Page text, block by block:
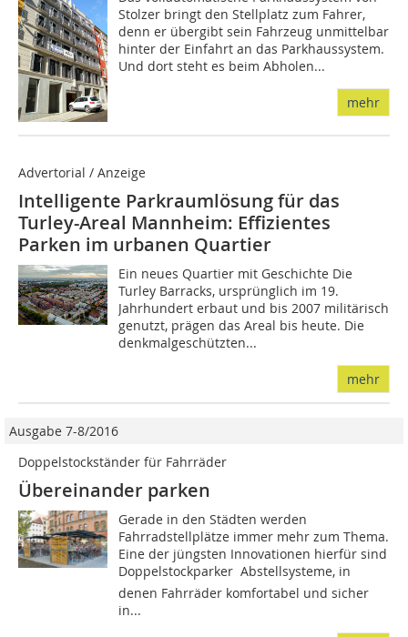
Stolzer bringt den Stellplatz zum Fahrer,
denn er übergibt sein Fahrzeug unmittelbar
hinter der Einfahrt an das Parkhaussystem.
Und dort steht es beim Abholen...
mehr
Advertorial / Anzeige
Intelligente Parkraumlösung für das
Turley-Areal Mannheim: Effizientes
Parken im urbanen Quartier
Ein neues Quartier mit Geschichte Die
Turley Barracks, ursprünglich im 19.
Jahrhundert erbaut und bis 2007 militärisch
genutzt, prägen das Areal bis heute. Die
denkmalgeschützten...
mehr
Ausgabe 7-8/2016
Doppelstockständer für Fahrräder
Übereinander parken
Gerade in den Städten werden
Fahrradstellplätze immer mehr zum Thema.
Eine der jüngsten Innovationen hierfür sind
Doppelstockparker  Abstellsysteme, in
denen Fahrräder komfortabel und sicher
in...